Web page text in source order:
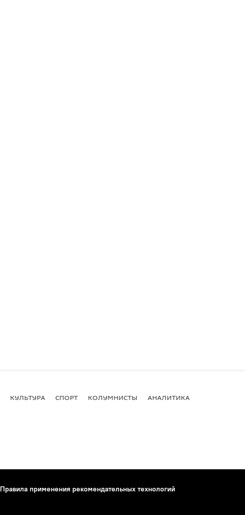
КУЛЬТУРА СПОРТ КОЛУМНИСТЫ АНАЛИТИКА
Правила применения рекомендательных технологий